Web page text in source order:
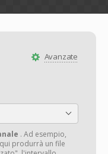
Avanzate
. Ad esempio,
produrrà un file